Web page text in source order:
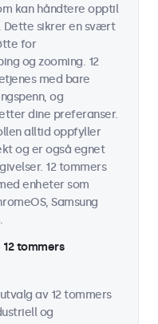
kan håndtere opptil
Dette sikrer en svært
for
og zooming. 12
med bare
og
dine preferanser.
alltid oppfyller
og er også egnet
12 tommers
enheter som
Samsung
tommers
av 12 tommers
og